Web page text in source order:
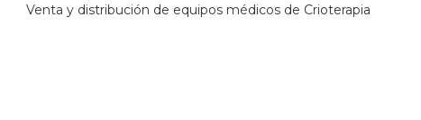
Venta y distribución de equipos médicos de Crioterapia